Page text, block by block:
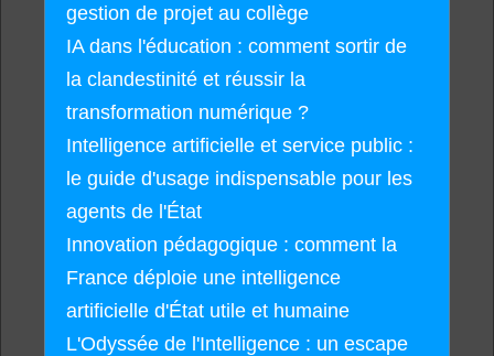
gestion de projet au collège
IA dans l'éducation : comment sortir de
la clandestinité et réussir la
transformation numérique ?
Intelligence artificielle et service public :
le guide d'usage indispensable pour les
agents de l'État
Innovation pédagogique : comment la
France déploie une intelligence
artificielle d'État utile et humaine
L'Odyssée de l'Intelligence : un escape